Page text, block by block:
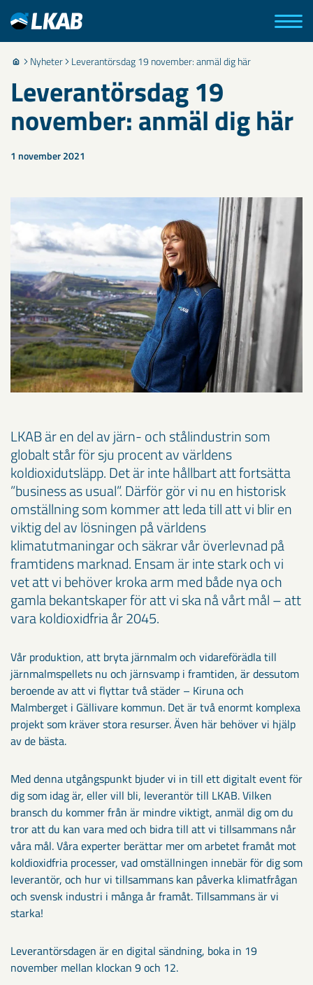
Nyheter Leverantörsdag 19 november: anmäl dig här
Leverantörsdag 19
november: anmäl dig här
1 november 2021
LKAB är en del av järn- och stålindustrin som
globalt står för sju procent av världens
koldioxidutsläpp. Det är inte hållbart att fortsätta
”business as usual”. Därför gör vi nu en historisk
omställning som kommer att leda till att vi blir en
viktig del av lösningen på världens
klimatutmaningar och säkrar vår överlevnad på
framtidens marknad. Ensam är inte stark och vi
vet att vi behöver kroka arm med både nya och
gamla bekantskaper för att vi ska nå vårt mål – att
vara koldioxidfria år 2045.
Vår produktion, att bryta järnmalm och vidareförädla till
järnmalmspellets nu och järnsvamp i framtiden, är dessutom
beroende av att vi flyttar två städer – Kiruna och
Malmberget i Gällivare kommun. Det är två enormt komplexa
projekt som kräver stora resurser. Även här behöver vi hjälp
av de bästa.
Med denna utgångspunkt bjuder vi in till ett digitalt event för
dig som idag är, eller vill bli, leverantör till LKAB. Vilken
bransch du kommer från är mindre viktigt, anmäl dig om du
tror att du kan vara med och bidra till att vi tillsammans når
våra mål. Våra experter berättar mer om arbetet framåt mot
koldioxidfria processer, vad omställningen innebär för dig som
leverantör, och hur vi tillsammans kan påverka klimatfrågan
och svensk industri i många år framåt. Tillsammans är vi
starka!
Leverantörsdagen är en digital sändning, boka in 19
november mellan klockan 9 och 12.